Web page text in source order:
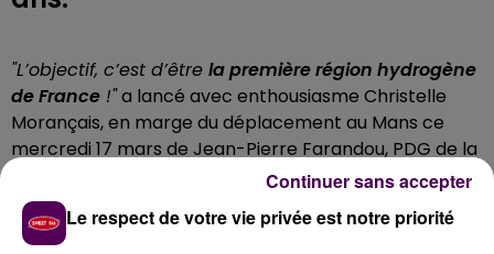
"L’objectif, c’est d’être la première région hydrogène
de France !"a lancé avec enthousiasme Christelle
Morançais, en marge du déplacement au Mans ce
mercredi 17 mars de Jean-Pierre Farandou, PDG de la
SNCF. Et c’est bien la ligne Caen - Alençon - Le Mans -
Tours qui semble destinée à devenir la vitrine
ferroviaire de cet engagement ambitieux :"J’ai eu des
Le respect de votre vie privée est notre priorité
Continuer sans accepter